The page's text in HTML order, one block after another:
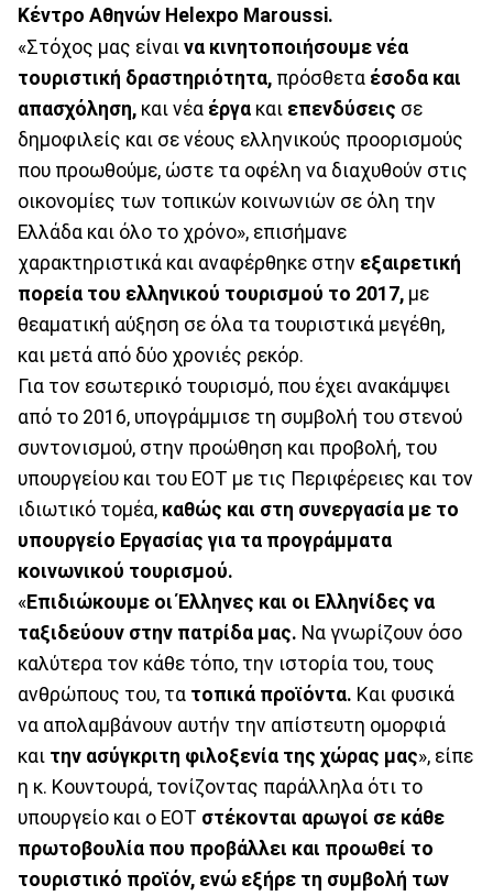
Κέντρο Αθηνών Helexpo Maroussi.
«Στόχος μας είναι να κινητοποιήσουμε νέα
τουριστική δραστηριότητα, πρόσθετα έσοδα και
απασχόληση, και νέα έργα και επενδύσεις σε
δημοφιλείς και σε νέους ελληνικούς προορισμούς
που προωθούμε, ώστε τα οφέλη να διαχυθούν στις
οικονομίες των τοπικών κοινωνιών σε όλη την
Ελλάδα και όλο το χρόνο», επισήμανε
χαρακτηριστικά και αναφέρθηκε στην εξαιρετική
πορεία του ελληνικού τουρισμού το 2017, με
θεαματική αύξηση σε όλα τα τουριστικά μεγέθη,
και μετά από δύο χρονιές ρεκόρ.
Για τον εσωτερικό τουρισμό, που έχει ανακάμψει
από το 2016, υπογράμμισε τη συμβολή του στενού
συντονισμού, στην προώθηση και προβολή, του
υπουργείου και του ΕΟΤ με τις Περιφέρειες και τον
ιδιωτικό τομέα, καθώς και στη συνεργασία με το
υπουργείο Εργασίας για τα προγράμματα
κοινωνικού τουρισμού.
«Επιδιώκουμε οι Έλληνες και οι Ελληνίδες να
ταξιδεύουν στην πατρίδα μας. Να γνωρίζουν όσο
καλύτερα τον κάθε τόπο, την ιστορία του, τους
ανθρώπους του, τα τοπικά προϊόντα. Και φυσικά
να απολαμβάνουν αυτήν την απίστευτη ομορφιά
και την ασύγκριτη φιλοξενία της χώρας μας», είπε
η κ. Κουντουρά, τονίζοντας παράλληλα ότι το
υπουργείο και ο ΕΟΤ στέκονται αρωγοί σε κάθε
πρωτοβουλία που προβάλλει και προωθεί το
τουριστικό προϊόν, ενώ εξήρε τη συμβολή των